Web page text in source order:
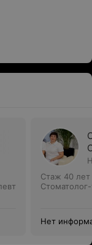
Стаж 40 лет
Нет